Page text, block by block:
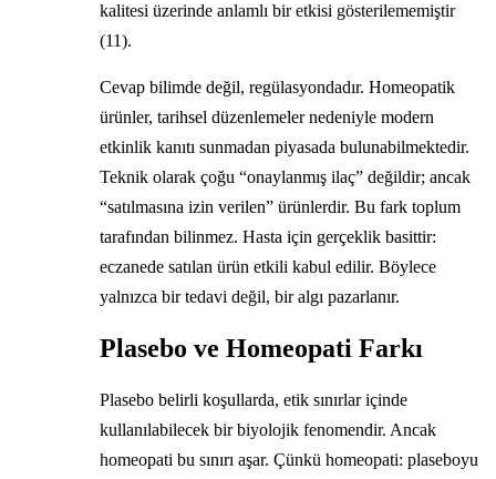
kalitesi üzerinde anlamlı bir etkisi gösterilememiştir
(11).
Cevap bilimde değil, regülasyondadır. Homeopatik
ürünler, tarihsel düzenlemeler nedeniyle modern
etkinlik kanıtı sunmadan piyasada bulunabilmektedir.
Teknik olarak çoğu “onaylanmış ilaç” değildir; ancak
“satılmasına izin verilen” ürünlerdir. Bu fark toplum
tarafından bilinmez. Hasta için gerçeklik basittir:
eczanede satılan ürün etkili kabul edilir. Böylece
yalnızca bir tedavi değil, bir algı pazarlanır.
Plasebo ve Homeopati Farkı
Plasebo belirli koşullarda, etik sınırlar içinde
kullanılabilecek bir biyolojik fenomendir. Ancak
homeopati bu sınırı aşar. Çünkü homeopati: plaseboyu